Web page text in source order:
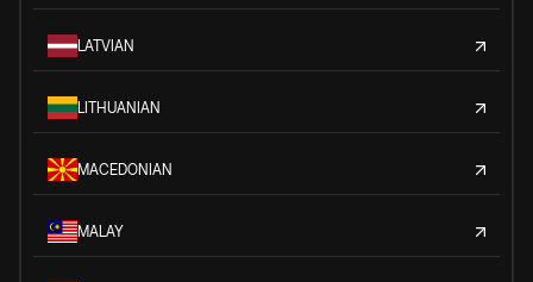
LATVIAN
LITHUANIAN
MACEDONIAN
MALAY